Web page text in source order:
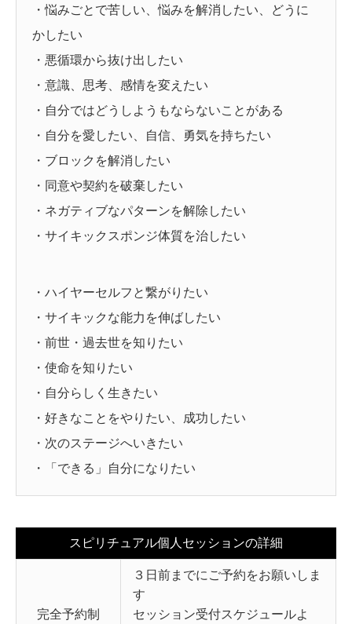
・悩みごとで苦しい、悩みを解消したい、どうに
かしたい
・悪循環から抜け出したい
・意識、思考、感情を変えたい
・自分ではどうしようもならないことがある
・自分を愛したい、自信、勇気を持ちたい
・ブロックを解消したい
・同意や契約を破棄したい
・ネガティブなパターンを解除したい
・サイキックスポンジ体質を治したい
・ハイヤーセルフと繋がりたい
・サイキックな能力を伸ばしたい
・前世・過去世を知りたい
・使命を知りたい
・自分らしく生きたい
・好きなことをやりたい、成功したい
・次のステージへいきたい
・「できる」自分になりたい
スピリチュアル個人セッションの詳細
完全予約制
３日前までにご予約をお願いしま
す
セッション受付スケジュールよ